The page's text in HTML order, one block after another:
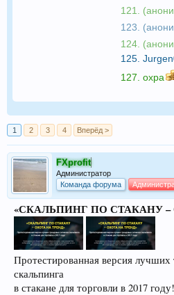
121.
123.
124.
125.
127. oxpa
1 2 3 4 Вперёд >
FXprofit
Администратор
Команда форума
«СКАЛЬПИНГ ПО СТАКАНУ –
Протестированная версия лучших
скальпинга
в стакане для торговли в 2017 году!